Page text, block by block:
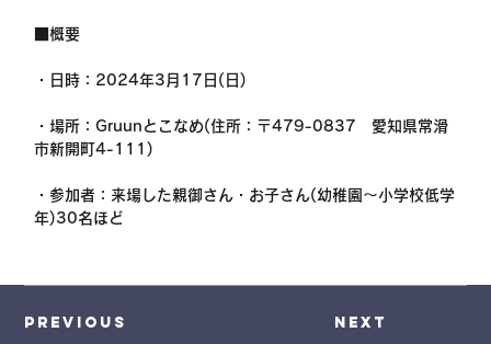
■概要
・日時：2024年3月17日(日)
・場所：Gruunとこなめ(住所：〒479-0837　愛知県常滑
市新開町4-111)
・参加者：来場した親御さん・お子さん(幼稚園～小学校低学
年)30名ほど
Previous Next